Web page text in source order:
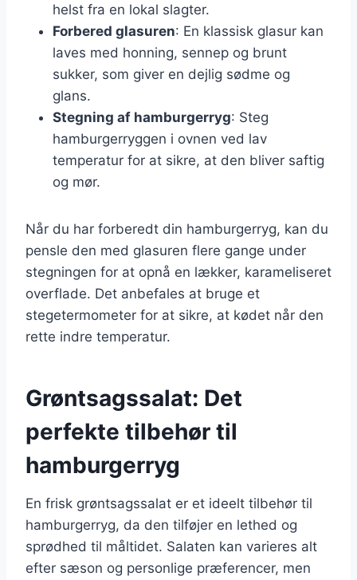
helst fra en lokal slagter.
Forbered glasuren: En klassisk glasur kan
laves med honning, sennep og brunt
sukker, som giver en dejlig sødme og
glans.
Stegning af hamburgerryg: Steg
hamburgerryggen i ovnen ved lav
temperatur for at sikre, at den bliver saftig
og mør.
Når du har forberedt din hamburgerryg, kan du
pensle den med glasuren flere gange under
stegningen for at opnå en lækker, karameliseret
overflade. Det anbefales at bruge et
stegetermometer for at sikre, at kødet når den
rette indre temperatur.
Grøntsagssalat: Det
perfekte tilbehør til
hamburgerryg
En frisk grøntsagssalat er et ideelt tilbehør til
hamburgerryg, da den tilføjer en lethed og
sprødhed til måltidet. Salaten kan varieres alt
efter sæson og personlige præferencer, men